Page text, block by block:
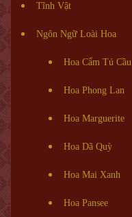
Tĩnh Vật
Ngôn Ngữ Loài Hoa
Hoa Cẩm Tú Cầu
Hoa Phong Lan
Hoa Marguerite
Hoa Dã Quỳ
Hoa Mai Xanh
Hoa Pansee